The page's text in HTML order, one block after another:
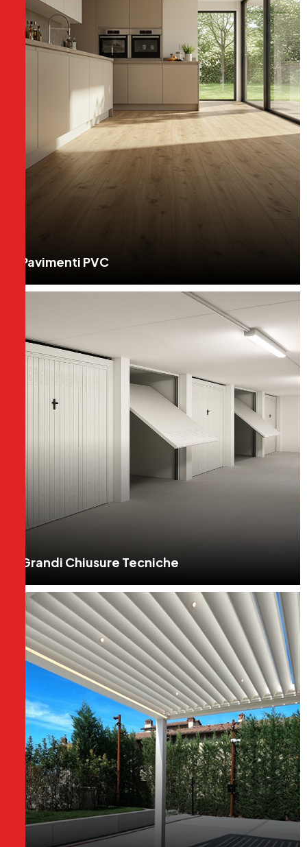
Pavimenti PVC
Grandi Chiusure Tecniche